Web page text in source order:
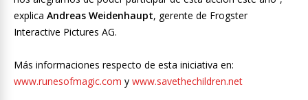
explica Andreas Weidenhaupt, gerente de Frogster
Interactive Pictures AG.
Más informaciones respecto de esta iniciativa en:
www.runesofmagic.com y www.savethechildren.net